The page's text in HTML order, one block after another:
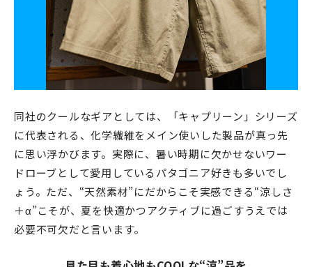
同社のクールなギアとしては、「キャプリーン」シリーズ
に代表される、化学繊維をメイン使いした製品が真っ先
に思い浮かびます。実際に、暑い時期に欠かせないワー
ドローブとして愛用しているパタゴニア好きも多いでし
ょう。ただ、“天然素材”にだからこそ実感できる“涼しさ
＋α”こそが、夏を快適かつアクティブに過ごすうえでは
必要不可欠だと言います。